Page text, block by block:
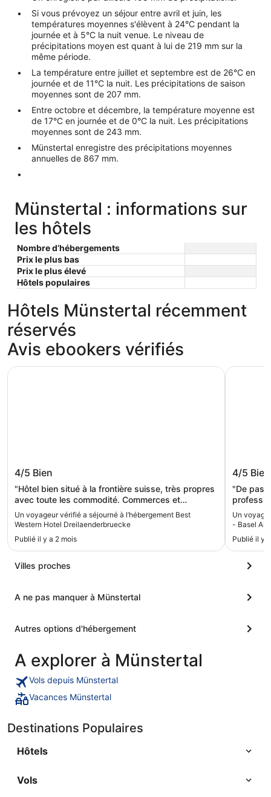
Si vous prévoyez un séjour entre avril et juin, les
températures moyennes s'élèvent à 24°C pendant la
journée et à 5°C la nuit venue. Le niveau de
précipitations moyen est quant à lui de 219 mm sur la
même période.
La température entre juillet et septembre est de 26°C en
journée et de 11°C la nuit. Les précipitations de saison
moyennes sont de 207 mm.
Entre octobre et décembre, la température moyenne est
de 17°C en journée et de 0°C la nuit. Les précipitations
moyennes sont de 243 mm.
Münstertal enregistre des précipitations moyennes
annuelles de 867 mm.
Münstertal : informations sur
les hôtels
Nombre d’hébergements
Prix le plus bas
Prix le plus élevé
Hôtels populaires
Hôtels Münstertal récemment
réservés
Avis ebookers vérifiés
Best Western Hotel
Dreilaenderbruecke
4/5 Bien
"Hôtel bien situé à la frontière suisse, très propres
avec toute les commodité. Commerces et
restaurants en bas de l’hôtel."
Un voyageur vérifié a séjourné à l’hébergement Best
Western Hotel Dreilaenderbruecke
Publié il y a 2 mois
Best Western Hotel Dreilaenderbruecke
Hotel
4/5 Bien
"De
magnifique hôtel.
tout était
continental et en
pratique en ville. Le
un
Un
- Basel
Publié il y
Hotel
Villes proches
A ne pas manquer à Münstertal
Autres options d'hébergement
A explorer à Münstertal
Vols depuis Münstertal
Vacances Münstertal
Destinations Populaires
Hôtels
Vols